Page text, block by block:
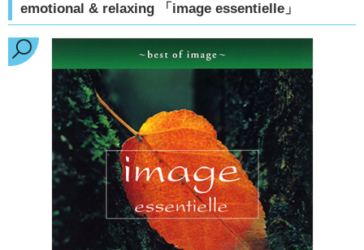
emotional & relaxing 「image essentielle」